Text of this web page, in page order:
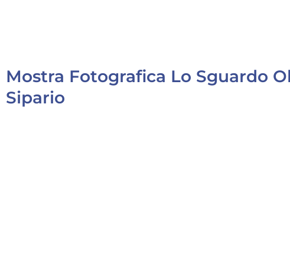
Mostra Fotografica Lo Sguardo
Sipario